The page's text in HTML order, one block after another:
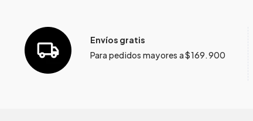
Envíos gratis
Para pedidos mayores a $169.900